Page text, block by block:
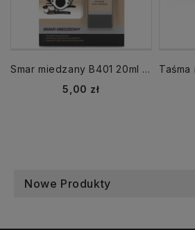
Smar miedzany B401 20ml Copper Grease wysokotemperaturowy K2
Cena
5,00 zł
Nowe Produkty